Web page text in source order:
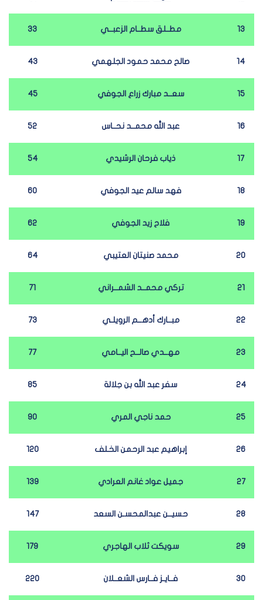
13 مطــلق سطــام الزعبــي 33
14 صالح محمد حمود الجلهمي 43
15 سعــد مبارك زراع الجوفي 45
16 عبد الله محمــد نحــاس 52
17 ذياب فرحان الرشيدي 54
18 فهد سالم عيد الجوفي 60
19 فلاح زيد الجوفي 62
20 محمد صنيتان العتيبي 64
21 تركي محمــد الشمــراني 71
22 مبــارك أدهــم الرويلـي 73
23 مهــدي صالــح اليــامي 77
24 سفر عبد الله بن جلالة 85
25 حمد ناجي المري 90
26 إبراهيم عبد الرحمن الخـلف 120
27 جميل عواد غانم العرادي 139
28 حسيــن عبدالمحسـن السعد 147
29 سويكت ثلاب الهاجري 179
30 فــايـز فــارس الشعــلان 220